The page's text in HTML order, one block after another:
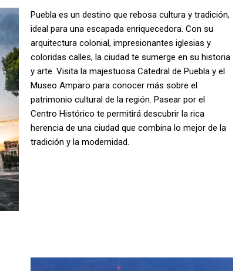
Puebla es un destino que rebosa cultura y tradición,
ideal para una escapada enriquecedora. Con su
arquitectura colonial, impresionantes iglesias y
coloridas calles, la ciudad te sumerge en su historia
y arte. Visita la majestuosa Catedral de Puebla y el
Museo Amparo para conocer más sobre el
patrimonio cultural de la región. Pasear por el
Centro Histórico te permitirá descubrir la rica
herencia de una ciudad que combina lo mejor de la
tradición y la modernidad.